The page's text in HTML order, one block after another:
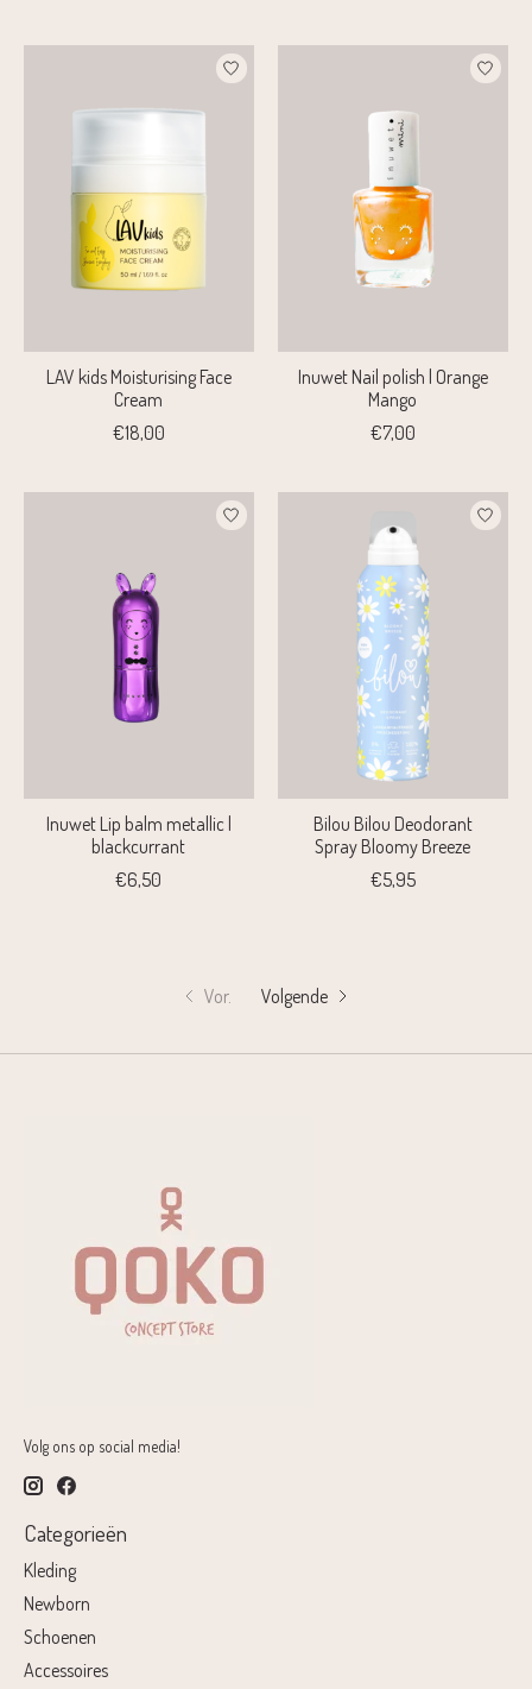
LAV kids Moisturising Face
Cream
€18,00
Inuwet Nail polish | Orange
Mango
€7,00
Inuwet Lip balm metallic |
blackcurrant
€6,50
Bilou Bilou Deodorant
Spray Bloomy Breeze
€5,95
Vor. Volgende
Volg ons op social media!
Categorieën
Kleding
Newborn
Schoenen
Accessoires